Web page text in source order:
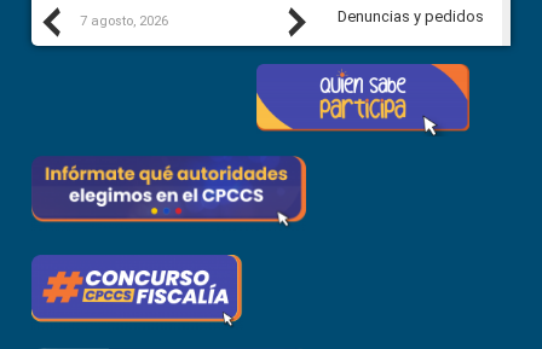
Previous
7 agosto, 2026 7 agosto, 2026
Next
Denuncias y pedidos